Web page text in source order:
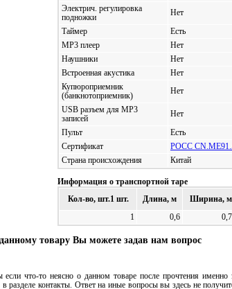
Электрич. регулировка
подножки
Нет
Таймер
Есть
MP3 плеер
Нет
Наушники
Нет
Встроенная акустика
Нет
Купюроприемник
(банкнотоприемник)
Нет
USB разъем для MP3
записей
Нет
Пульт
Есть
Сертификат
РОСС
Страна происхождения
Китай
Информация о транспортной таре
Кол-во, шт.1 шт.
Длина, м Ширина, м
1
0,6
товару Вы можете задав нам вопрос
что-то неясно о данном товаре после прочтения
разделе контакты. Ответ на иные вопросы вы здесь не